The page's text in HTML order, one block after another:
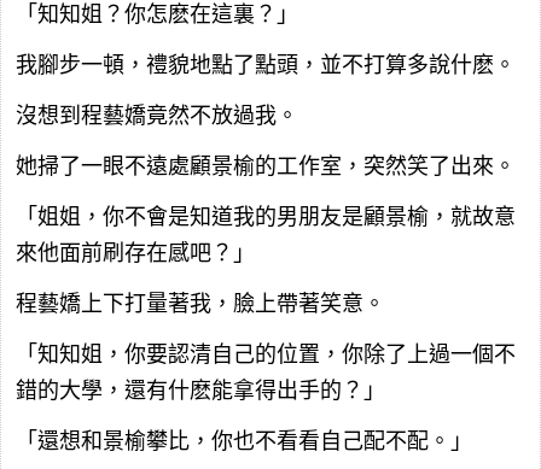
「知知姐？你怎麽在這裏？」
我腳步一頓，禮貌地點了點頭，並不打算多說什麽。
沒想到程藝嬌竟然不放過我。
她掃了一眼不遠處顧景榆的工作室，突然笑了出來。
「姐姐，你不會是知道我的男朋友是顧景榆，就故意
來他面前刷存在感吧？」
程藝嬌上下打量著我，臉上帶著笑意。
「知知姐，你要認清自己的位置，你除了上過一個不
錯的大學，還有什麽能拿得出手的？」
「還想和景榆攀比，你也不看看自己配不配。」